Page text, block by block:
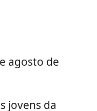
agosto de
jovens da